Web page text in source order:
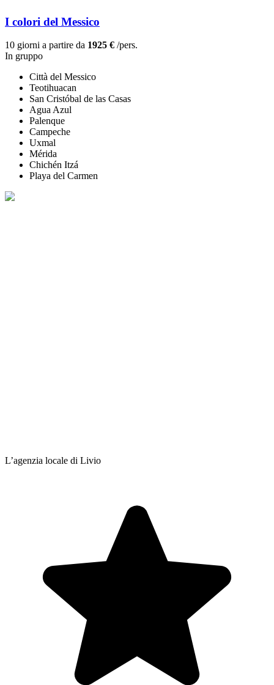
I colori del Messico
10 giorni a partire da 1925 € /pers.
In gruppo
Città del Messico
Teotihuacan
San Cristóbal de las Casas
Agua Azul
Palenque
Campeche
Uxmal
Mérida
Chichén Itzá
Playa del Carmen
L’agenzia locale di Livio